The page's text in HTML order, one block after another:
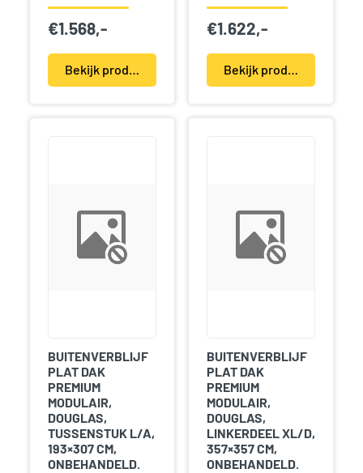
€1.568,-
Bekijk product(en)
€1.622,-
Bekijk product(en)
BUITENVERBLIJF
PLAT DAK
PREMIUM
MODULAIR,
DOUGLAS,
TUSSENSTUK L/A,
193×307 CM,
ONBEHANDELD.
BUITENVERBLIJF
PLAT DAK
PREMIUM
MODULAIR,
DOUGLAS,
LINKERDEEL XL/D,
357×357 CM,
ONBEHANDELD.